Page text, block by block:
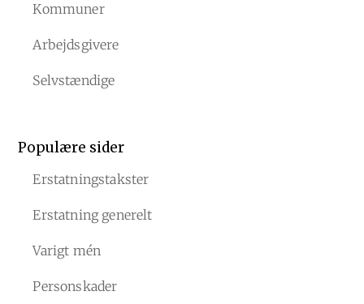
Kommuner
Arbejdsgivere
Selvstændige
Populære sider
Erstatningstakster
Erstatning generelt
Varigt mén
Personskader